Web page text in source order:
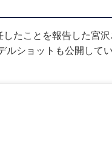
たことを報告した宮
ショットも公開して